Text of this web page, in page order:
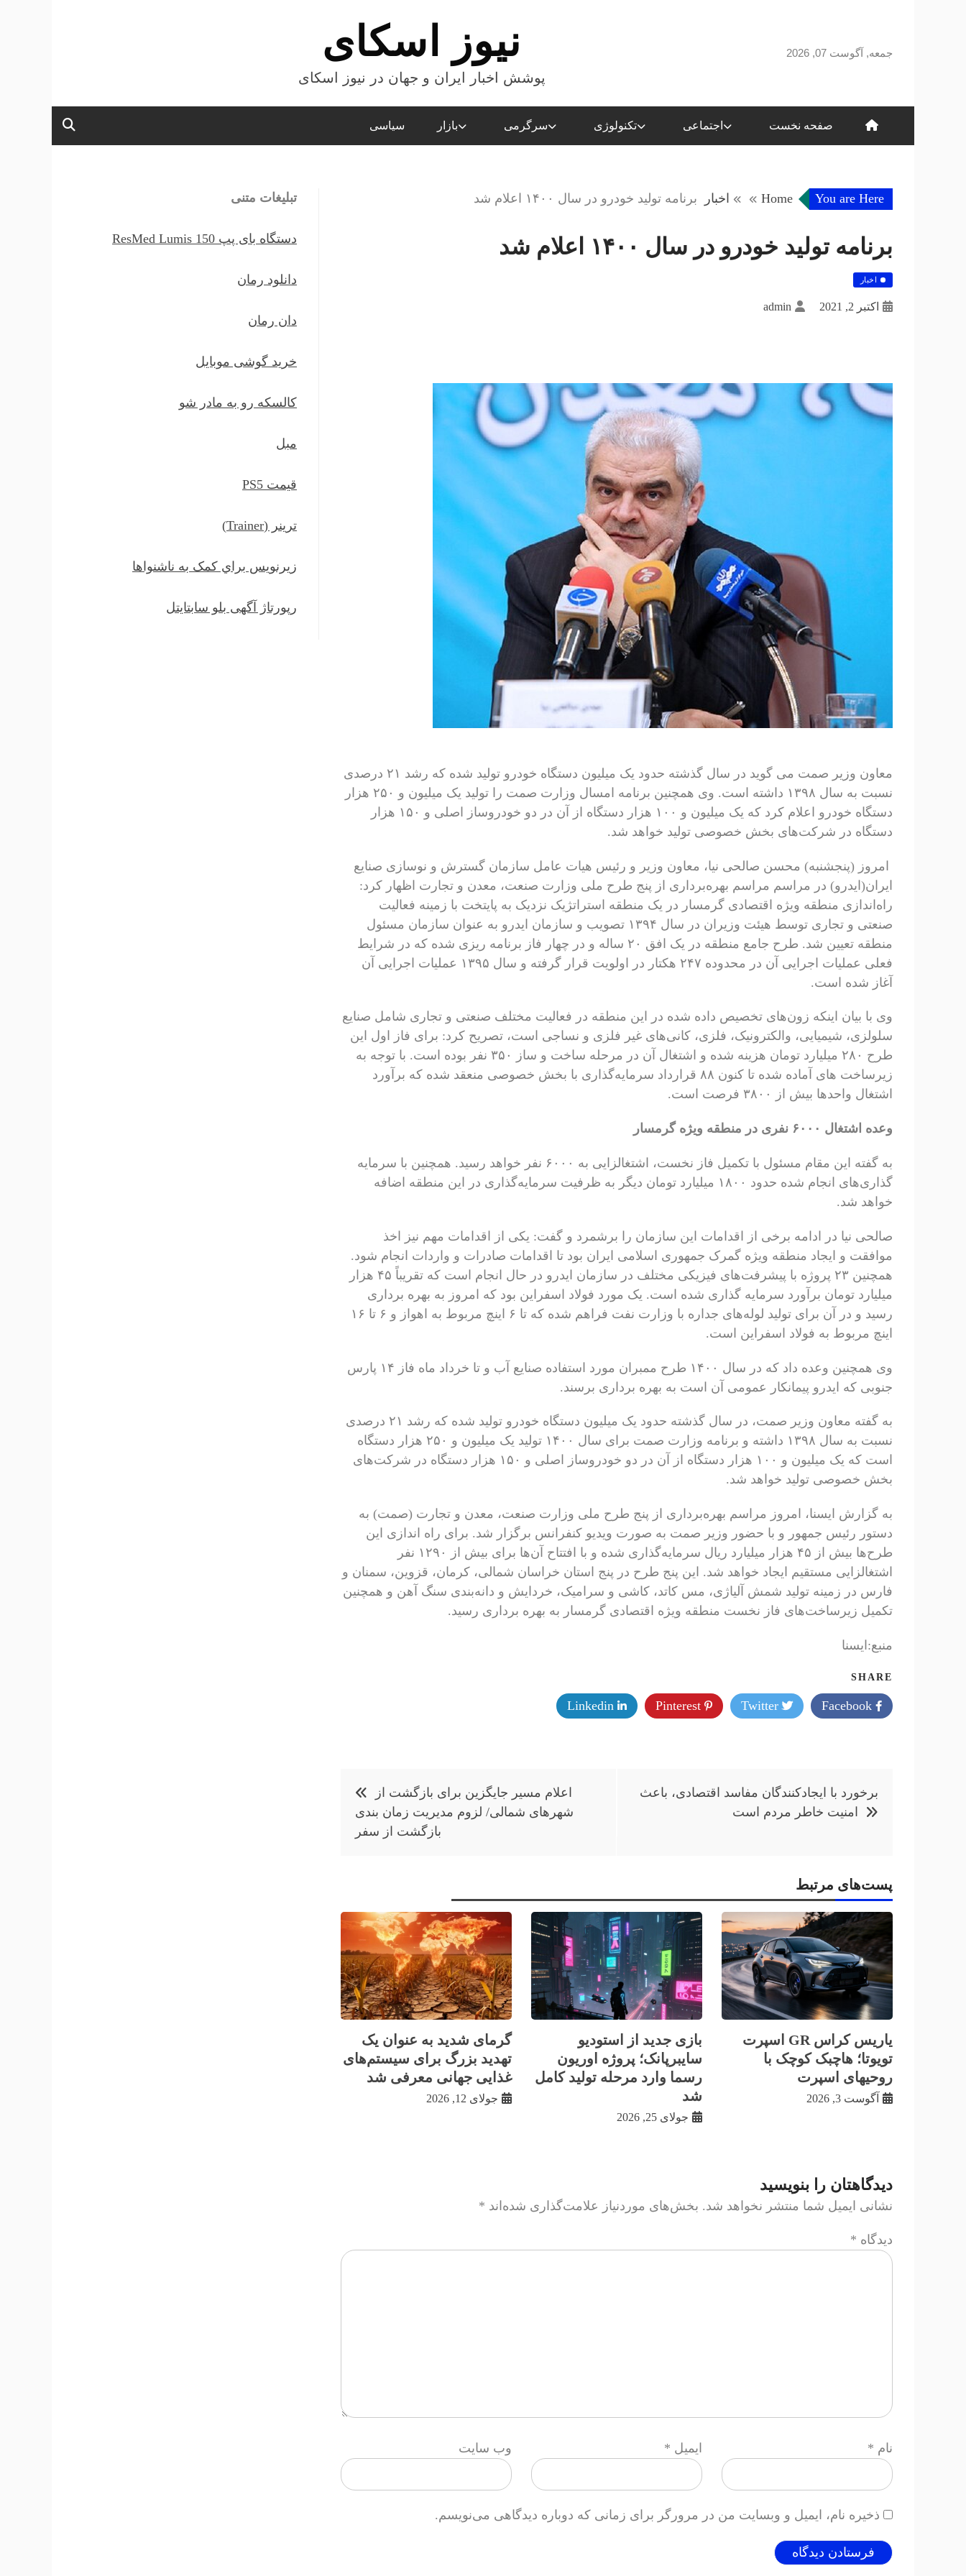
جمعه, آگوست 07, 2026 نیوز اسکای
پوشش اخبار ایران و جهان در نیوز اسکای
صفحه نخست اجتماعی تکنولوژی سرگرمی بازار سیاسی
You are Here
Home اخبار برنامه تولید خودرو در سال ۱۴۰۰ اعلام شد
برنامه تولید خودرو در سال ۱۴۰۰ اعلام شد
اخبار
اکتبر 2, 2021 admin
معاون وزیر صمت می گوید در سال گذشته حدود یک میلیون دستگاه خودرو تولید شده که رشد ۲۱ درصدی
نسبت به سال ۱۳۹۸ داشته است. وی همچنین برنامه امسال وزارت صمت را تولید یک میلیون و ۲۵۰ هزار
دستگاه خودرو اعلام کرد که یک میلیون و ۱۰۰ هزار دستگاه از آن در دو خودروساز اصلی و ۱۵۰ هزار
دستگاه در شرکت‌های بخش خصوصی تولید خواهد شد.
امروز (پنجشنبه) محسن صالحی نیا، معاون وزیر و رئیس هیات عامل سازمان گسترش و نوسازی صنایع
ایران(ایدرو) در مراسم مراسم بهره‌برداری از پنج طرح‌ ملی وزارت صنعت، معدن و تجارت اظهار کرد:
راه‌اندازی منطقه ویژه اقتصادی گرمسار در یک منطقه استراتژیک نزدیک به پایتخت با زمینه فعالیت
صنعتی و تجاری توسط هیئت وزیران در سال ۱۳۹۴ تصویب و سازمان ایدرو به عنوان سازمان مسئول
منطقه تعیین شد. طرح جامع منطقه در یک افق ۲۰ ساله و در چهار فاز برنامه ریزی شده که در شرایط
فعلی عملیات اجرایی آن در محدوده ۲۴۷ هکتار در اولویت قرار گرفته و سال ۱۳۹۵ عملیات اجرایی آن
آغاز شده است.
وی با بیان اینکه زون‌های تخصیص داده شده در این منطقه در فعالیت مختلف صنعتی و تجاری شامل صنایع
سلولزی، شیمیایی، والکترونیک، فلزی، کانی‌های غیر فلزی و نساجی است، تصریح کرد: برای فاز اول این
طرح ۲۸۰ میلیارد تومان هزینه شده و اشتغال آن در مرحله ساخت و ساز ۳۵۰ نفر بوده است. با توجه به
زیرساخت های آماده شده تا کنون ۸۸ قرارداد سرمایه‌گذاری با بخش خصوصی منعقد شده که برآورد
اشتغال واحدها بیش از ۳۸۰۰ فرصت است.
وعده اشتغال ۶۰۰۰ نفری در منطقه ویژه گرمسار
به گفته این مقام مسئول با تکمیل فاز نخست، اشتغالزایی به ۶۰۰۰ نفر خواهد رسید. همچنین با سرمایه
گذاری‌های انجام شده حدود ۱۸۰۰ میلیارد تومان دیگر به ظرفیت سرمایه‌گذاری در این منطقه اضافه
خواهد شد.
صالحی نیا در ادامه برخی از اقدامات این سازمان را برشمرد و گفت: یکی از اقدامات مهم نیز اخذ
موافقت و ایجاد منطقه ویژه گمرک جمهوری اسلامی ایران ‏بود تا اقدامات صادرات و واردات انجام شود.
همچنین ۲۳ پروژه با پیشرفت‌های فیزیکی مختلف در سازمان ایدرو در حال انجام است که تقریباً ۴۵ هزار
میلیارد تومان برآورد سرمایه گذاری شده است. یک مورد فولاد اسفراین بود که امروز به بهره برداری
رسید و در آن برای تولید لوله‌های جداره با وزارت نفت فراهم شده که تا ۶ اینچ مربوط به اهواز و ۶ تا ۱۶
اینچ مربوط به فولاد اسفراین است.
وی همچنین وعده داد که در سال ۱۴۰۰ طرح ممبران مورد استفاده صنایع آب و تا خرداد ماه فاز ۱۴ پارس
جنوبی که ایدرو پیمانکار عمومی آن است به بهره برداری برسند.
به گفته معاون وزیر صمت، در سال گذشته حدود یک میلیون دستگاه خودرو تولید شده که رشد ۲۱ درصدی
نسبت به سال ۱۳۹۸ داشته و برنامه وزارت صمت برای سال ۱۴۰۰ تولید یک میلیون و ۲۵۰ هزار دستگاه
است که یک میلیون و ۱۰۰ هزار دستگاه از آن در دو خودروساز اصلی و ۱۵۰ هزار دستگاه در شرکت‌های
بخش خصوصی تولید خواهد شد.
به گزارش ایسنا، امروز مراسم بهره‌برداری از پنج طرح‌ ملی وزارت صنعت، معدن و تجارت (صمت) به
دستور رئیس جمهور و با حضور وزیر صمت به صورت ویدیو کنفرانس برگزار شد. برای راه اندازی این
طرح‌ها بیش از ۴۵ هزار میلیارد ریال سرمایه‌گذاری شده و با افتتاح آن‌ها برای بیش از ۱۲۹۰ نفر
اشتغالزایی مستقیم ایجاد خواهد شد. این پنج طرح در پنج استان خراسان شمالی، کرمان، قزوین، سمنان و
فارس در زمینه تولید شمش آلیاژی، مس کاتد، کاشی و سرامیک، خردایش و دانه‌بندی سنگ آهن و همچنین
تکمیل زیرساخت‌های فاز نخست منطقه ویژه اقتصادی گرمسار به بهره برداری رسید.
منبع:ایسنا
SHARE
Twitter
نوشته
برخورد با ایجادکنندگان مفاسد اقتصادی، باعث
امنیت خاطر مردم است
اعلام مسیر جایگزین برای بازگشت از
شهرهای شمالی/ لزوم مدیریت زمان بندی
بازگشت از سفر
پست‌های مرتبط
یاریس کراس GR اسپرت
تویوتا؛ هاچبک کوچک با
روحیهای اسپرت
آگوست 3, 2026
بازی جدید از استودیو
سایبرپانک؛ پروژه اوریون
رسما وارد مرحله تولید کامل
شد
جولای 25, 2026
گرمای شدید به عنوان یک
تهدید بزرگ برای سیستم‌های
غذایی جهانی معرفی شد
جولای 12, 2026
دیدگاهتان را بنویسید
نشانی ایمیل شما منتشر نخواهد شد. بخش‌های موردنیاز علامت‌گذاری شده‌اند *
دیدگاه *
نام * ایمیل * وب‌ سایت
ذخیره نام، ایمیل و وبسایت من در مرورگر برای زمانی که دوباره دیدگاهی می‌نویسم.
تبلیغات متنی
دستگاه بای پپ ResMed Lumis 150
دانلود رمان
دان رمان
خرید گوشی موبایل
کالسکه رو به مادر شو
مبل
قیمت PS5
ترينر (Trainer)
زيرنويس براي کمک به ناشنواها
رپورتاژ آگهی بلو سابتایتل